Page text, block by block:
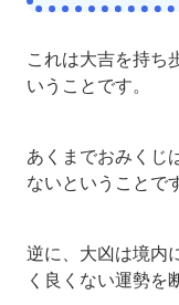
これは大吉を持ち
いうことです。
あくまでおみくじ
ないということで
逆に、大凶は境内
く良くない運勢を